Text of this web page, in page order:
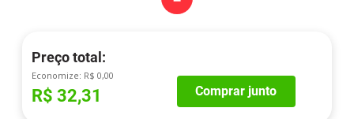
Preço total:
Economize: R$ 0,00
R$ 32,31 Comprar junto